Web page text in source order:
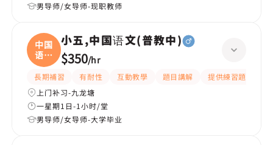
男导师/女导师-现职教师
中国
语文
(
小五,中国语文(普教中)
$350/hr
長期補習 有耐性 互動教學 題目講解
提供練習題/試題
上门补习-九龙塘
一星期1日-1小时/堂
男导师/女导师-大学毕业